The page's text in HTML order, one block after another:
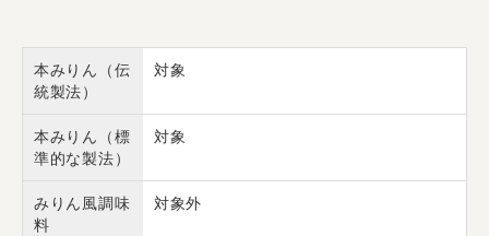
本みりん（伝
統製法）
対象
本みりん（標
準的な製法）
対象
みりん風調味
料
対象外